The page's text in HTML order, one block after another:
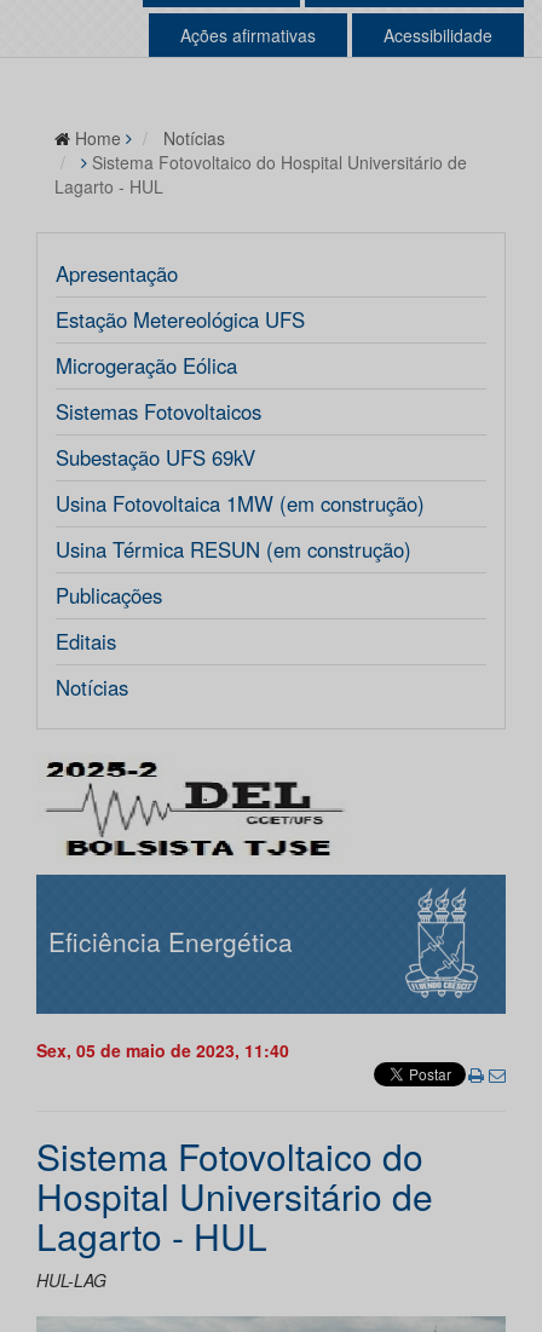
Ações afirmativas Acessibilidade
Home
Notícias
Sistema Fotovoltaico do Hospital Universitário de
Lagarto - HUL
Apresentação
Estação Metereológica UFS
Microgeração Eólica
Sistemas Fotovoltaicos
Subestação UFS 69kV
Usina Fotovoltaica 1MW (em construção)
Usina Térmica RESUN (em construção)
Publicações
Editais
Notícias
Eficiência Energética
Sex, 05 de maio de 2023, 11:40
Sistema Fotovoltaico do
Hospital Universitário de
Lagarto - HUL
HUL-LAG